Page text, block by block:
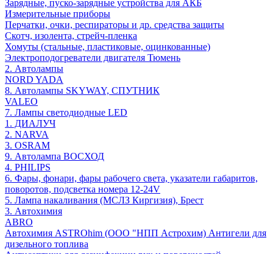
Зарядные, пуско-зарядные устройства для АКБ
Измерительные приборы
Перчатки, очки, респираторы и др. средства защиты
Скотч, изолента, стрейч-пленка
Хомуты (стальные, пластиковые, оцинкованные)
Электроподогреватели двигателя Тюмень
2. Автолампы
NORD YADA
8. Автолампы SKYWAY, СПУТНИК
VALEO
7. Лампы светодиодные LED
1. ДИАЛУЧ
2. NARVA
3. OSRAM
9. Автолампа ВОСХОД
4. PHILIPS
6. Фары, фонари, фары рабочего света, указатели габаритов,
поворотов, подсветка номера 12-24V
5. Лампа накаливания (МСЛЗ Киргизия), Брест
3. Автохимия
ABRO
Автохимия ASTROhim (ООО "НПП Астрохим) Антигели для
дизельного топлива